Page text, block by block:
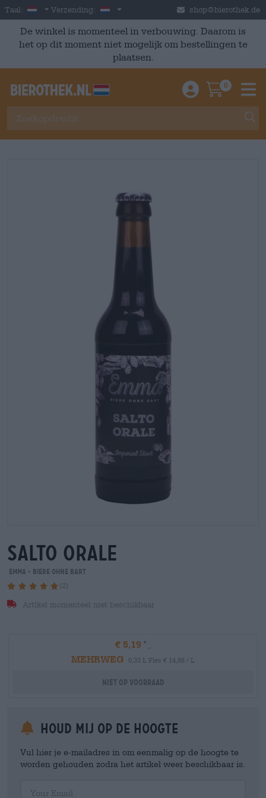
Skip to main content
Taal: Dutch
Verzending: Nederland shop@bierothek.de
De winkel is momenteel in verbouwing. Daarom is
het op dit moment niet mogelijk om bestellingen te
plaatsen.
Einloggen /
0
salto orale
Emma - Biere ohne Bart
(2)
Artikel momenteel niet beschikbaar
€ 5,19
MEHRWEG
0,33 L Fles € 14,88 / L
Niet op voorraad
Houd mij op de hoogte
Vul hier je e-mailadres in om eenmalig op de hoogte te
worden gehouden zodra het artikel weer beschikbaar is.